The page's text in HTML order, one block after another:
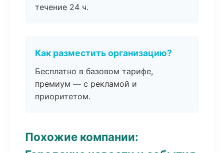
течение 24 ч.
Как разместить организацию?
Бесплатно в базовом тарифе,
премиум — с рекламой и
приоритетом.
Похожие компании: